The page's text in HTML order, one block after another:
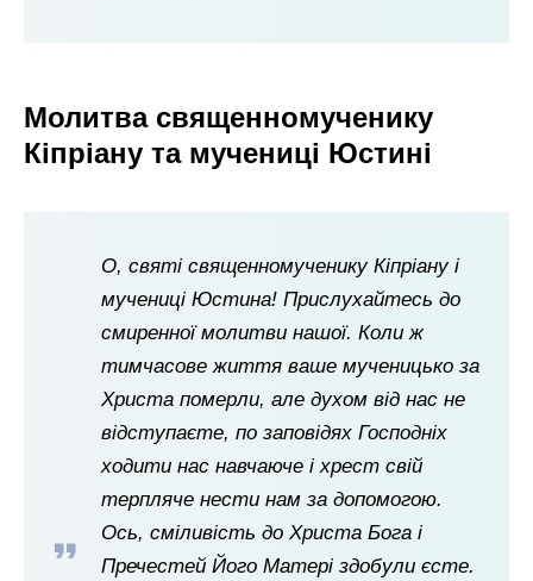
Молитва священномученику
Кіпріану та мучениці Юстині
О, святі священномученику Кіпріану і
мучениці Юстина! Прислухайтесь до
смиренної молитви нашої. Коли ж
тимчасове життя ваше мученицько за
Христа померли, але духом від нас не
відступаєте, по заповідях Господніх
ходити нас навчаюче і хрест свій
терпляче нести нам за допомогою.
Ось, сміливість до Христа Бога і
Пречестей Його Матері здобули єсте.